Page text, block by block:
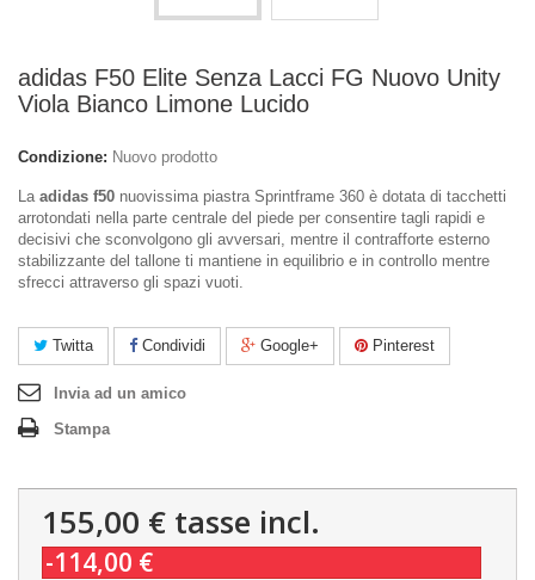
adidas F50 Elite Senza Lacci FG Nuovo Unity
Viola Bianco Limone Lucido
Condizione: Nuovo prodotto
La adidas f50 nuovissima piastra Sprintframe 360 è dotata di tacchetti
arrotondati nella parte centrale del piede per consentire tagli rapidi e
decisivi che sconvolgono gli avversari, mentre il contrafforte esterno
stabilizzante del tallone ti mantiene in equilibrio e in controllo mentre
sfrecci attraverso gli spazi vuoti.
Twitta Condividi Google+ Pinterest
Invia ad un amico
Stampa
155,00 € tasse incl.
-114,00 €